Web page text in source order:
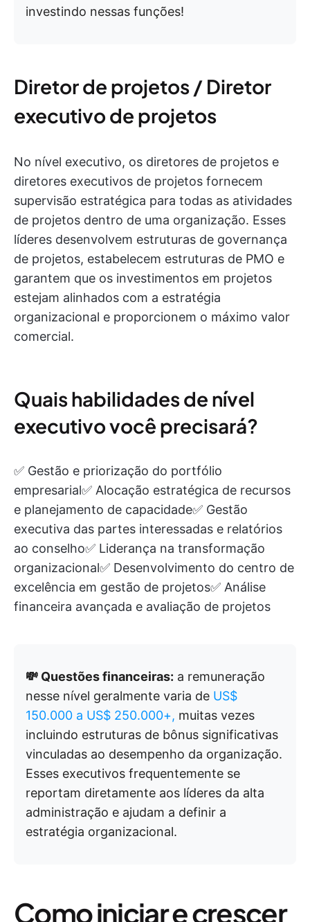
investindo nessas funções!
Diretor de projetos / Diretor
executivo de projetos
No nível executivo, os diretores de projetos e
diretores executivos de projetos fornecem
supervisão estratégica para todas as atividades
de projetos dentro de uma organização. Esses
líderes desenvolvem estruturas de governança
de projetos, estabelecem estruturas de PMO e
garantem que os investimentos em projetos
estejam alinhados com a estratégia
organizacional e proporcionem o máximo valor
comercial.
Quais habilidades de nível
executivo você precisará?
✅ Gestão e priorização do portfólio
empresarial✅ Alocação estratégica de recursos
e planejamento de capacidade✅ Gestão
executiva das partes interessadas e relatórios
ao conselho✅ Liderança na transformação
organizacional✅ Desenvolvimento do centro de
excelência em gestão de projetos✅ Análise
financeira avançada e avaliação de projetos
💸 Questões financeiras: a remuneração
nesse nível geralmente varia de US$
150.000 a US$ 250.000+, muitas vezes
incluindo estruturas de bônus significativas
vinculadas ao desempenho da organização.
Esses executivos frequentemente se
reportam diretamente aos líderes da alta
administração e ajudam a definir a
estratégia organizacional.
Como iniciar e crescer